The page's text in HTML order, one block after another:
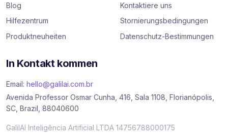
Blog
Hilfezentrum
Produktneuheiten
Kontaktiere uns
Stornierungsbedingungen
Datenschutz-Bestimmungen
In Kontakt kommen
Email: hello@galilai.com.br
Avenida Professor Osmar Cunha, 416, Sala 1108, Florianópolis,
SC, Brazil, 88040600
GalilAI Inteligência Artificial LTDA 14756788000175